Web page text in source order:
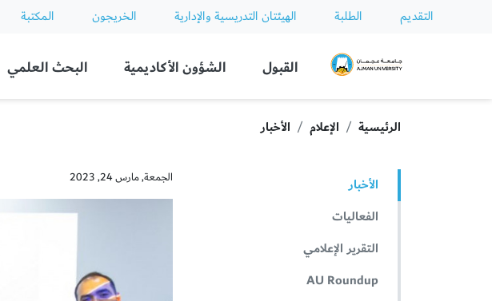
التقديم الطلبة الهيئتان التدريسية والإدارية الخريجون المكتبة
Ajman University
القبول الشؤون الأكاديمية البحث العلمي
الرئيسية الإعلام الأخبار
الأخبار
الفعاليات
التقرير الإعلامي
AU Roundup
الجمعة, مارس 24, 2023